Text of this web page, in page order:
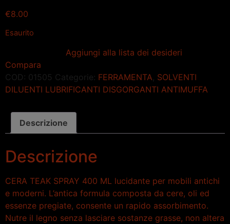
€8.00
Esaurito
Aggiungi alla lista dei desideri
Compara
COD: 01505 Categorie: FERRAMENTA, SOLVENTI
DILUENTI LUBRIFICANTI DISGORGANTI ANTIMUFFA
Descrizione
Descrizione
CERA TEAK SPRAY 400 ML lucidante per mobili antichi
e moderni. L’antica formula composta da cere, oli ed
essenze pregiate, consente un rapido assorbimento.
Nutre il legno senza lasciare sostanze grasse, non altera